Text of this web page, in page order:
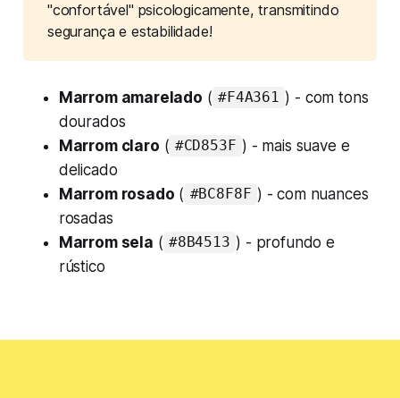
"confortável" psicologicamente, transmitindo
segurança e estabilidade!
Marrom amarelado ( #F4A361 ) - com tons
dourados
Marrom claro ( #CD853F ) - mais suave e
delicado
Marrom rosado ( #BC8F8F ) - com nuances
rosadas
Marrom sela ( #8B4513 ) - profundo e
rústico